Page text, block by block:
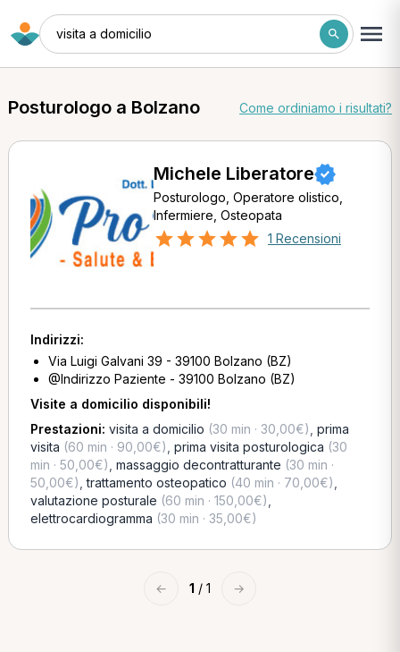
visita a domicilio
Posturologo a Bolzano Come ordiniamo i risultati?
Michele Liberatore
Posturologo, Operatore olistico,
Infermiere, Osteopata
1 Recensioni
Indirizzi:
Via Luigi Galvani 39 - 39100 Bolzano (BZ)
@Indirizzo Paziente - 39100 Bolzano (BZ)
Visite a domicilio disponibili!
Prestazioni: visita a domicilio (30 min · 30,00€) prima
visita (60 min · 90,00€) prima visita posturologica (30
min · 50,00€) massaggio decontratturante (30 min ·
50,00€) ,trattamento osteopatico (40 min · 70,00€)
valutazione posturale (60 min · 150,00€)
elettrocardiogramma (30 min · 35,00€)
← 1 / 1 →